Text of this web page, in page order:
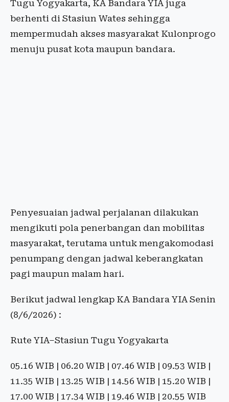
Tugu Yogyakarta, KA Bandara YIA juga
berhenti di Stasiun Wates sehingga
mempermudah akses masyarakat Kulonprogo
menuju pusat kota maupun bandara.
Penyesuaian jadwal perjalanan dilakukan
mengikuti pola penerbangan dan mobilitas
masyarakat, terutama untuk mengakomodasi
penumpang dengan jadwal keberangkatan
pagi maupun malam hari.
Berikut jadwal lengkap KA Bandara YIA Senin
(8/6/2026) :
Rute YIA–Stasiun Tugu Yogyakarta
05.16 WIB | 06.20 WIB | 07.46 WIB | 09.53 WIB |
11.35 WIB | 13.25 WIB | 14.56 WIB | 15.20 WIB |
17.00 WIB | 17.34 WIB | 19.46 WIB | 20.55 WIB